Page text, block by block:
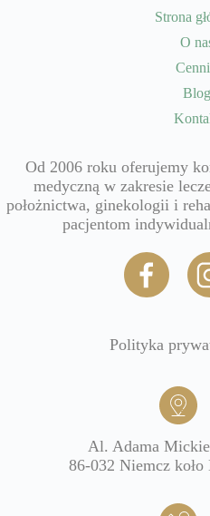
Strona
O
Blog
Od 2006 roku oferujemy
medyczną w zakresie
położnictwa, ginekologii i
pacjentom
Polityka
Al. Adama
86-032 Niemcz koło